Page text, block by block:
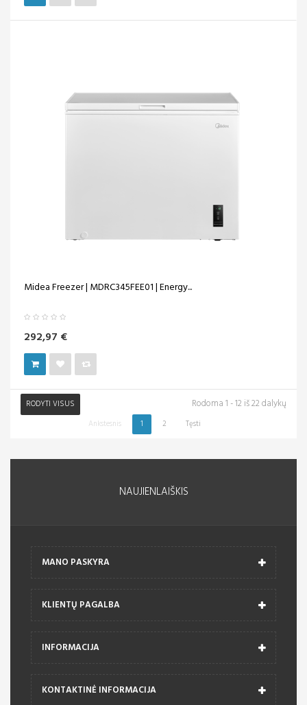
Midea Freezer | MDRC345FEE01 | Energy...
292,97 €
RODYTI VISUS Rodoma 1 - 12 iš 22 dalykų
Ankstesnis 1 2 Tęsti
NAUJIENLAIŠKIS
MANO PASKYRA
KLIENTŲ PAGALBA
INFORMACIJA
KONTAKTINĖ INFORMACIJA